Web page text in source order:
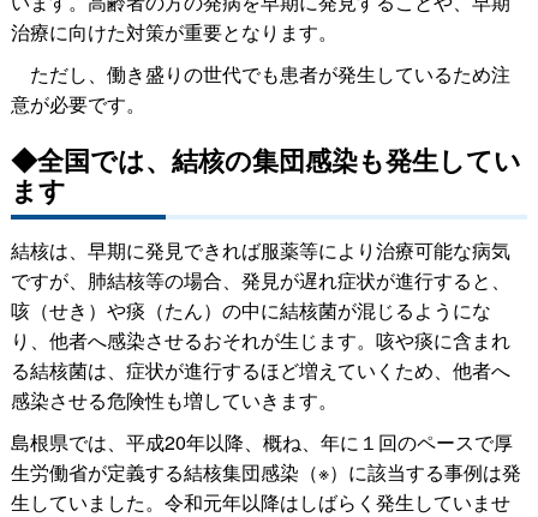
治療に向けた対策が重要となります。
ただし、働き盛りの世代でも患者が発生しているため注
意が必要です。
◆全国では、結核の集団感染も発生してい
ます
結核は、早期に発見できれば服薬等により治療可能な病気
ですが、肺結核等の場合、発見が遅れ症状が進行すると、
咳（せき）や痰（たん）の中に結核菌が混じるようにな
り、他者へ感染させるおそれが生じます。咳や痰に含まれ
る結核菌は、症状が進行するほど増えていくため、他者へ
感染させる危険性も増していきます。
島根県では、平成20年以降、概ね、年に１回のペースで厚
生労働省が定義する結核集団感染（※）に該当する事例は発
生していました。令和元年以降はしばらく発生していませ